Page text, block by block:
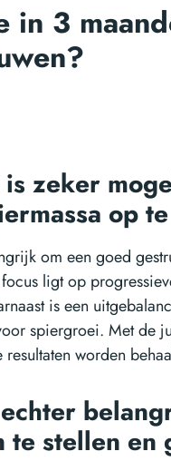
in 3
is zeker
op
om een goed
ligt op
is een
spiergroei. Met de
resultaten worden
te stellen en